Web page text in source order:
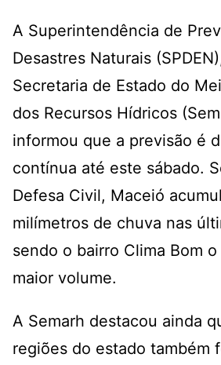
A Superintendência de
Desastres Naturais
Secretaria de Estado do
dos Recursos Hídricos
informou que a previsão é
contínua até este sábado.
Defesa Civil, Maceió
milímetros de chuva nas
sendo o bairro Clima Bom
maior volume.
A Semarh destacou ainda
regiões do estado também